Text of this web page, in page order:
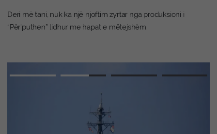
Deri më tani, nuk ka një njoftim zyrtar nga produksioni i
“Për’puthen” lidhur me hapat e mëtejshëm.